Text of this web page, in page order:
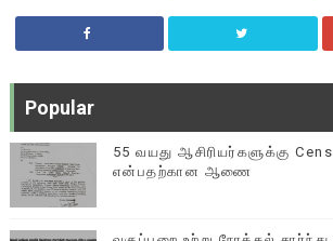
Popular
55 வயது ஆசிரியர்களுக்கு
என்பதற்கான ஆணை